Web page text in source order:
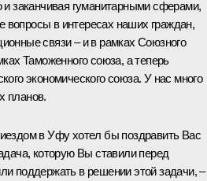
и заканчивая гуманитарными сферами,
в интересах наших граждан,
связи – и в рамках Союзного
Таможенного союза, а теперь
экономического союза. У нас много
планов.
в Уфу хотел бы поздравить Вас
которую Вы ставили перед
поддержать в решении этой задачи, –